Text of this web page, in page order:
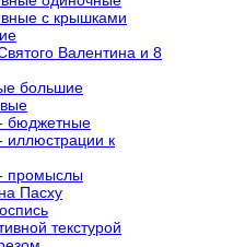
с крышками
Валентина и 8
большие
бюджетные
иллюстрации к
промыслы
Пасху
текстурой